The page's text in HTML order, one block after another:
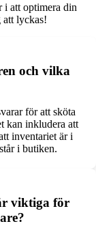
i att optimera din
att lyckas!
och vilka
för att sköta
kan inkludera att
inventariet är i
i butiken.
viktiga för